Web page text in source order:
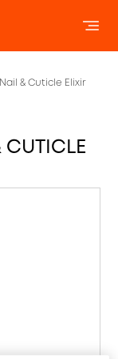
OPEN
& Cuticle Elixir
CUTICLE